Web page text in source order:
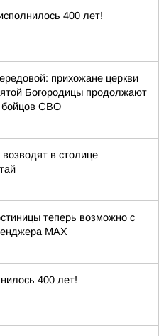
400 лет!
прихожане церкви
Богородицы продолжают
бойцов СВО
в столице
теперь возможно с
MAX
400 лет!